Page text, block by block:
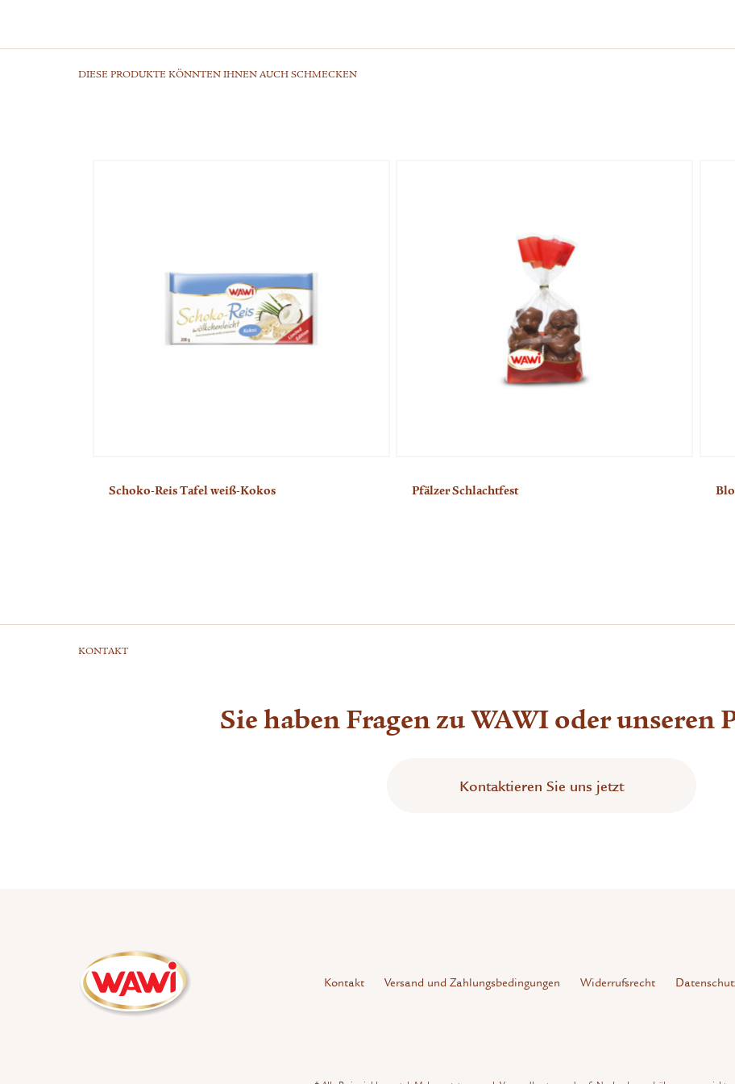
DIESE PRODUKTE KÖNNTEN IHNEN AUCH SCHMECKEN
Schoko-Reis Tafel weiß-Kokos Pfälzer Schlachtfest
KONTAKT
Sie haben Fragen zu WAWI oder unseren
Kontaktieren Sie uns jetzt
Kontakt Versand und Zahlungsbedingungen Widerrufsrecht